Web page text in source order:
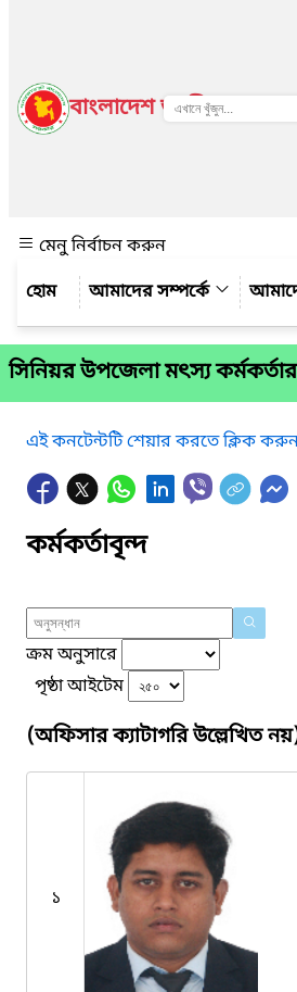
বাংলাদেশ জাতীয় তথ্য
মেনু নির্বাচন করুন
আমাদের সম্পর্কে
সিনিয়র উপজেলা মৎস্য
এই কনটেন্টটি শেয়ার করতে ক্লিক
কর্মকর্তাবৃন্দ
ক্রম অনুসারে
পৃষ্ঠা আইটেম
(অফিসার ক্যাটাগরি উল্লেখিত
১